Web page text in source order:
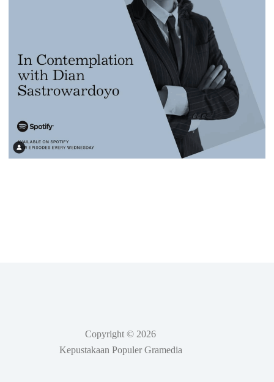
Copyright © 2026
Kepustakaan Populer Gramedia